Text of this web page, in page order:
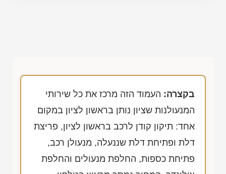
בקצרה: העמוד הזה מרכז את כל שירותי
המנעולנות שציון נותן בראשון לציון במקום
אחד: תיקון קודן לרכב בראשון לציון, פריצת
דלת ופתיחת דלת שננעלה, מנעולן רכב,
פתיחת כספות, החלפת מנעולים והחלפת